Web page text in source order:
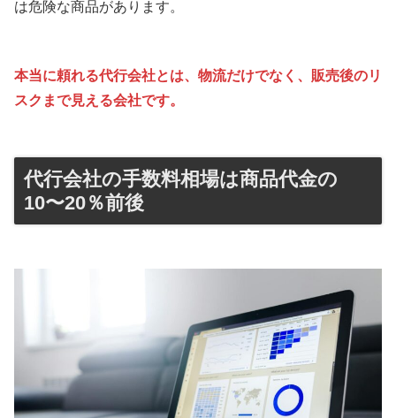
は危険な商品があります。
本当に頼れる代行会社とは、物流だけでなく、販売後のリ
スクまで見える会社です。
代行会社の手数料相場は商品代金の
10〜20％前後